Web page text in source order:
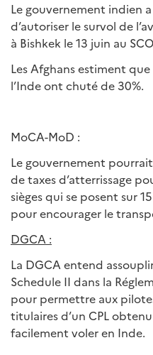
Le gouvernement indien
d’autoriser le survol de
à Bishkek le 13 juin au
Les Afghans estiment
l’Inde ont chuté de 30%.
MoCA-MoD :
Le gouvernement
de taxes d’atterrissage
sièges qui se posent sur
pour encourager le
DGCA :
La DGCA entend
Schedule II dans la
pour permettre aux
titulaires d’un CPL
facilement voler en Inde.